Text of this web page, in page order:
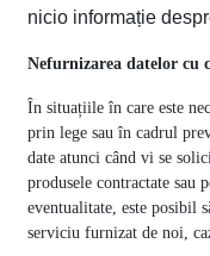
nicio informație
Nefurnizarea datelor cu
În situațiile în care este
prin lege sau în cadrul
date atunci când vi se
produsele contractate sau
eventualitate, este posibil
serviciu furnizat de noi,